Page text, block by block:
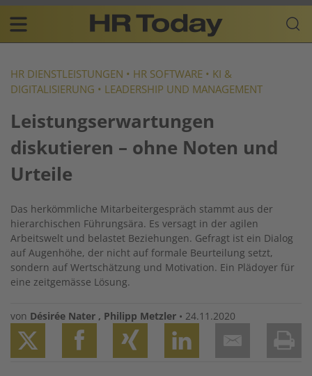
Skip
content
Plattform
für
Resources
navigation
DE
HR DIENSTLEISTUNGEN • HR SOFTWARE • KI &
DIGITALISIERUNG • LEADERSHIP UND MANAGEMENT
Leistungserwartungen
diskutieren – ohne Noten und
Urteile
Das herkömmliche Mitarbeitergespräch stammt aus der
hierarchischen Führungsära. Es versagt in der agilen
Arbeitswelt und belastet Beziehungen. Gefragt ist ein Dialog
auf Augenhöhe, der nicht auf formale Beurteilung setzt,
sondern auf Wertschätzung und Motivation. Ein Plädoyer für
eine zeitgemässe Lösung.
von Désirée Nater , Philipp Metzler • 24.11.2020